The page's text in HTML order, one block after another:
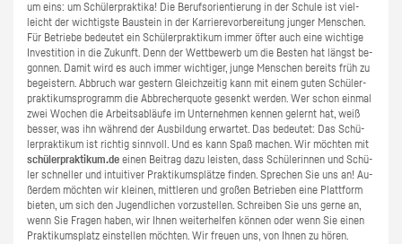
um eins: um Schü­ler­prak­ti­ka! Die Be­rufs­ori­en­tie­rung in der Schu­le ist viel­
leicht der wich­tigs­te Bau­stein in der Kar­rie­re­vor­be­rei­tung jun­ger Men­schen.
Für Be­trie­be be­deu­tet ein Schü­ler­prak­ti­kum immer öfter auch eine wich­ti­ge
In­ves­ti­ti­on in die Zu­kunft. Denn der Wett­be­werb um die Bes­ten hat längst be­
gon­nen. Damit wird es auch immer wich­ti­ger, junge Men­schen be­reits früh zu
be­geis­tern. Ab­bruch war ges­tern Gleich­zei­tig kann mit einem guten Schü­ler­
prak­ti­kums­pro­gramm die Ab­bre­cher­quo­te ge­senkt wer­den. Wer schon ein­mal
zwei Wo­chen die Ar­beits­ab­läu­fe im Un­ter­neh­men ken­nen ge­lernt hat, weiß
bes­ser, was ihn wäh­rend der Aus­bil­dung er­war­tet. Das be­deu­tet: Das Schü­
ler­prak­ti­kum ist rich­tig sinn­voll. Und es kann Spaß ma­chen. Wir möch­ten mit
schü­ler­prak­ti­kum.de einen Bei­trag dazu leis­ten, dass Schü­le­rin­nen und Schü­
ler schnel­ler und in­tui­ti­ver Prak­ti­kums­plät­ze fin­den. Spre­chen Sie uns an! Au­
ßer­dem möch­ten wir klei­nen, mitt­le­ren und gro­ßen Be­trie­ben eine Platt­form
bie­ten, um sich den Ju­gend­li­chen vor­zu­stel­len. Schrei­ben Sie uns gerne an,
wenn Sie Fra­gen haben, wir Ihnen wei­ter­hel­fen kön­nen oder wenn Sie einen
Prak­ti­kums­platz ein­stel­len möch­ten. Wir freu­en uns, von Ihnen zu hören.